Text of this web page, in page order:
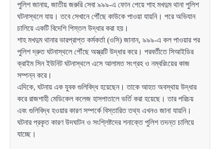
পুলিশ জানায়, জাতীয় জরুরি সেবা ৯৯৯-এ ফোন পেয়ে শাহ মখদুম থানা পুলিশ
ঘটনাস্থলে যায়। তবে সেখানে পৌঁছে কাউকে পাওয়া যায়নি। পরে অভিযান
চালিয়ে একটি বিদেশি পিস্তল উদ্ধার করা হয়।
শাহ মখদুম থানার ভারপ্রাপ্ত কর্মকর্তা (ওসি) জানান, ৯৯৯-এ কল পাওয়ার পর
পুলিশ দ্রুত ঘটনাস্থলে পৌঁছে অস্ত্রটি উদ্ধার করে। পরবর্তীতে সিআইডির
ক্রাইম সিন ইউনিট ঘটনাস্থলে এসে আলামত সংগ্রহ ও নম্বরিংয়ের কাজ
সম্পন্ন করে।
এদিকে, ঘটনায় এক যুবক গুলিবিদ্ধ হয়েছেন। তাকে আহত অবস্থায় উদ্ধার
করে রাজশাহী মেডিকেল কলেজ হাসপাতালে ভর্তি করা হয়েছে। তার পরিচয়
এবং গুলিবিদ্ধ হওয়ার কারণ সম্পর্কে বিস্তারিত তথ্য এখনও জানা যায়নি।
ঘটনার প্রকৃত কারণ উদঘাটন ও সংশ্লিষ্টদের শনাক্তে পুলিশ তদন্ত চালিয়ে
যাচ্ছে।